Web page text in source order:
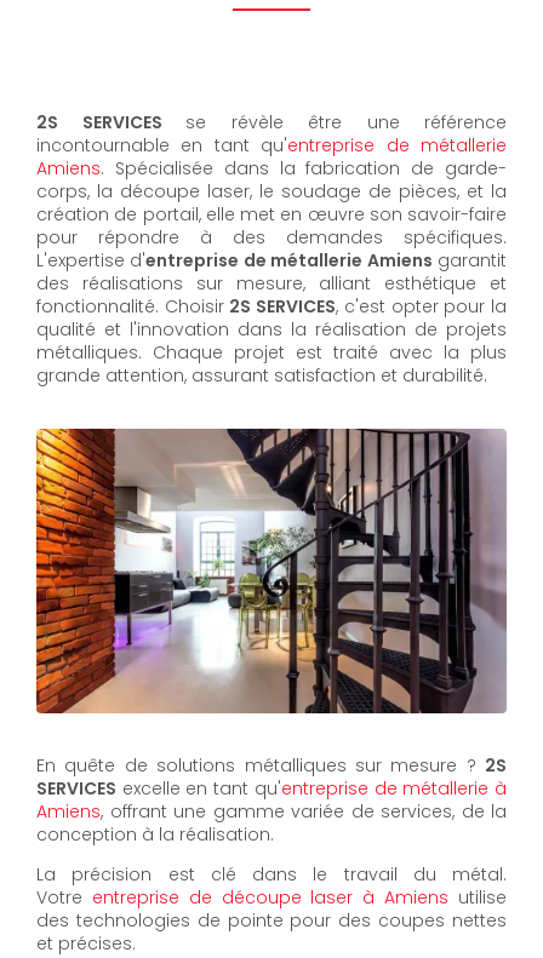
2S SERVICES se révèle être une référence
incontournable en tant qu'entreprise de métallerie
Amiens. Spécialisée dans la fabrication de garde-
corps, la découpe laser, le soudage de pièces, et la
création de portail, elle met en œuvre son savoir-faire
pour répondre à des demandes spécifiques.
L'expertise d'entreprise de métallerie Amiens garantit
des réalisations sur mesure, alliant esthétique et
fonctionnalité. Choisir 2S SERVICES, c'est opter pour la
qualité et l'innovation dans la réalisation de projets
métalliques. Chaque projet est traité avec la plus
grande attention, assurant satisfaction et durabilité.
En quête de solutions métalliques sur mesure ? 2S
SERVICES excelle en tant qu'entreprise de métallerie à
Amiens, offrant une gamme variée de services, de la
conception à la réalisation.
La précision est clé dans le travail du métal.
Votre entreprise de découpe laser à Amiens utilise
des technologies de pointe pour des coupes nettes
et précises.